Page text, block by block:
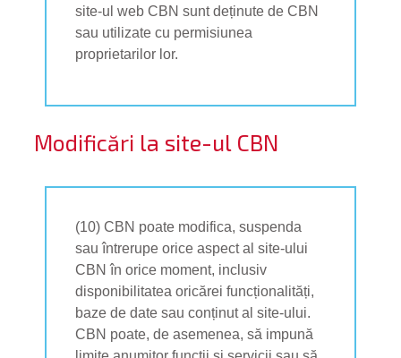
site-ul web CBN sunt deținute de CBN
sau utilizate cu permisiunea
proprietarilor lor.
Modificări la site-ul CBN
(10) CBN poate modifica, suspenda
sau întrerupe orice aspect al site-ului
CBN în orice moment, inclusiv
disponibilitatea oricărei funcționalități,
baze de date sau conținut al site-ului.
CBN poate, de asemenea, să impună